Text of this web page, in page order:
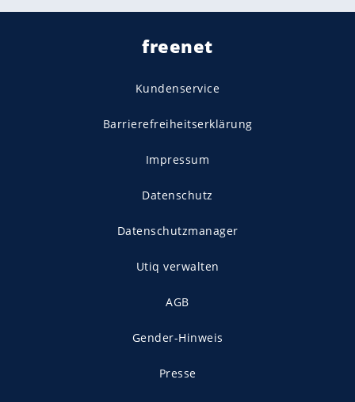
freenet
Kundenservice
Barrierefreiheitserklärung
Impressum
Datenschutz
Datenschutzmanager
Utiq verwalten
AGB
Gender-Hinweis
Presse